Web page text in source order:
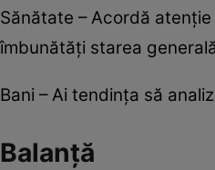
Sănătate – Acordă
îmbunătăți starea
Bani – Ai tendința să
Balanță